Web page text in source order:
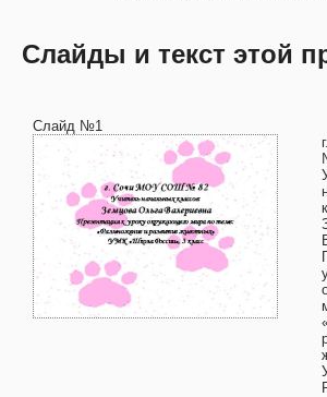
Слайды и текст этой
Слайд №1